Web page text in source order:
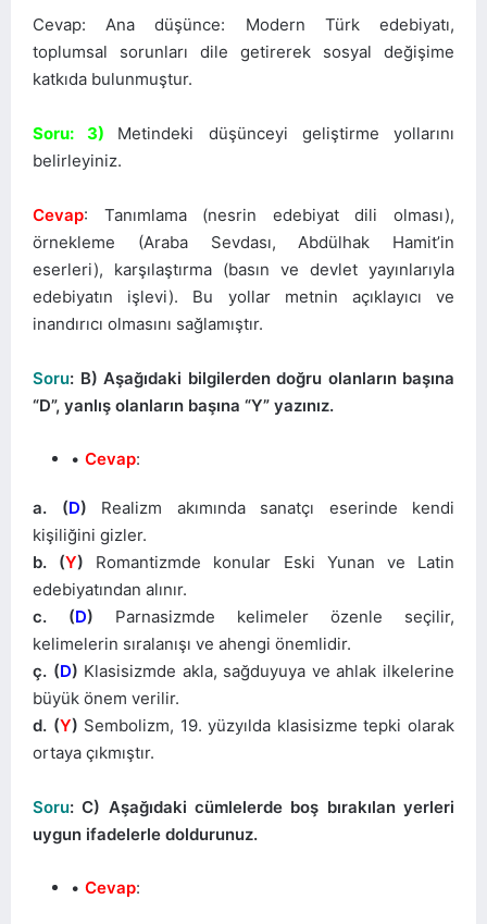
Cevap: Ana düşünce: Modern Türk edebiyatı,
toplumsal sorunları dile getirerek sosyal değişime
katkıda bulunmuştur.
Soru: 3) Metindeki düşünceyi geliştirme yollarını
belirleyiniz.
Cevap: Tanımlama (nesrin edebiyat dili olması),
örnekleme (Araba Sevdası, Abdülhak Hamit’in
eserleri), karşılaştırma (basın ve devlet yayınlarıyla
edebiyatın işlevi). Bu yollar metnin açıklayıcı ve
inandırıcı olmasını sağlamıştır.
Soru: B) Aşağıdaki bilgilerden doğru olanların başına
“D”, yanlış olanların başına “Y” yazınız.
Cevap:
a. (D) Realizm akımında sanatçı eserinde kendi
kişiliğini gizler.
b. (Y) Romantizmde konular Eski Yunan ve Latin
edebiyatından alınır.
c. (D) Parnasizmde kelimeler özenle seçilir,
kelimelerin sıralanışı ve ahengi önemlidir.
ç. (D) Klasisizmde akla, sağduyuya ve ahlak ilkelerine
büyük önem verilir.
d. (Y) Sembolizm, 19. yüzyılda klasisizme tepki olarak
ortaya çıkmıştır.
Soru: C) Aşağıdaki cümlelerde boş bırakılan yerleri
uygun ifadelerle doldurunuz.
Cevap: